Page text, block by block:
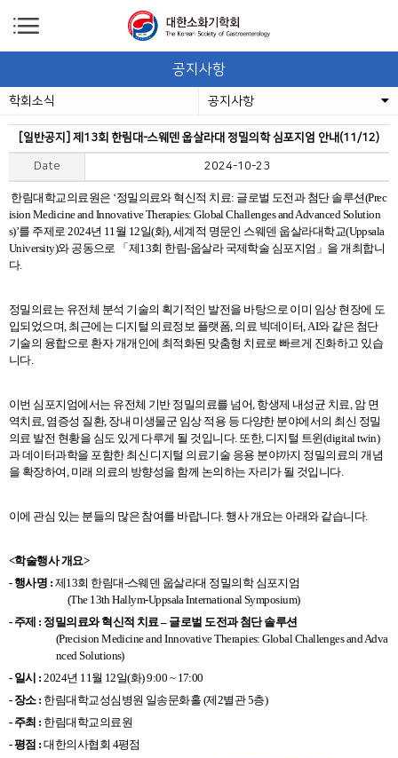
공지사항
학회소식 공지사항
[일반공지] 제13회 한림대-스웨덴 웁살라대 정밀의학 심포지엄 안내(11/12)
Date 2024-10-23
한림대학교의료원은 ‘정밀의료와 혁신적 치료: 글로벌 도전과 첨단 솔루션(Prec
ision Medicine and Innovative Therapies: Global Challenges and Advanced Solution
s)’를 주제로2024년 11월 12일(화),세계적 명문인 스웨덴 웁살라대학교(Uppsala
University)와 공동으로 「 제13회 한림-웁살라 국제학술 심포지엄 」 을 개최합니
다.
정밀의료는 유전체 분석 기술의 획기적인 발전을 바탕으로 이미 임상 현장에 도
입되었으며, 최근에는 디지털 의료정보 플랫폼, 의료 빅데이터, AI와 같은 첨단
기술의 융합으로 환자 개개인에 최적화된 맞춤형 치료로 빠르게 진화하고 있습
니다.
이번 심포지엄에서는 유전체 기반 정밀의료를 넘어, 항생제 내성균 치료, 암 면
역치료, 염증성 질환, 장내 미생물군 임상 적용 등 다양한 분야에서의 최신 정밀
의료 발전 현황을 심도 있게 다루게 될 것입니다. 또한, 디지털 트윈(digital twin)
과 데이터과학을 포함한 최신 디지털 의료기술 응용 분야까지 정밀의료의 개념
을 확장하여, 미래 의료의 방향성을 함께 논의하는 자리가 될 것입니다.
이에 관심 있는 분들의 많은 참여를 바랍니다.행사 개요는 아래와 같습니다.
<학술행사 개요>
-행사명 : 제13회 한림대-스웨덴 웁살라대 정밀의학 심포지엄
(The 13th Hallym-Uppsala International Symposium)
- 주제 : 정밀의료와 혁신적 치료– 글로벌 도전과 첨단 솔루션
(Precision Medicine and Innovative Therapies: Global Challenges and Adva
nced Solutions)
- 일시 :2024년 11월 12일(화) 9:00 ~ 17:00
- 장소 : 한림대학교성심병원 일송문화홀 (제2별관5층)
- 주최 : 한림대학교의료원
-평점 :대한의사협회 4평점